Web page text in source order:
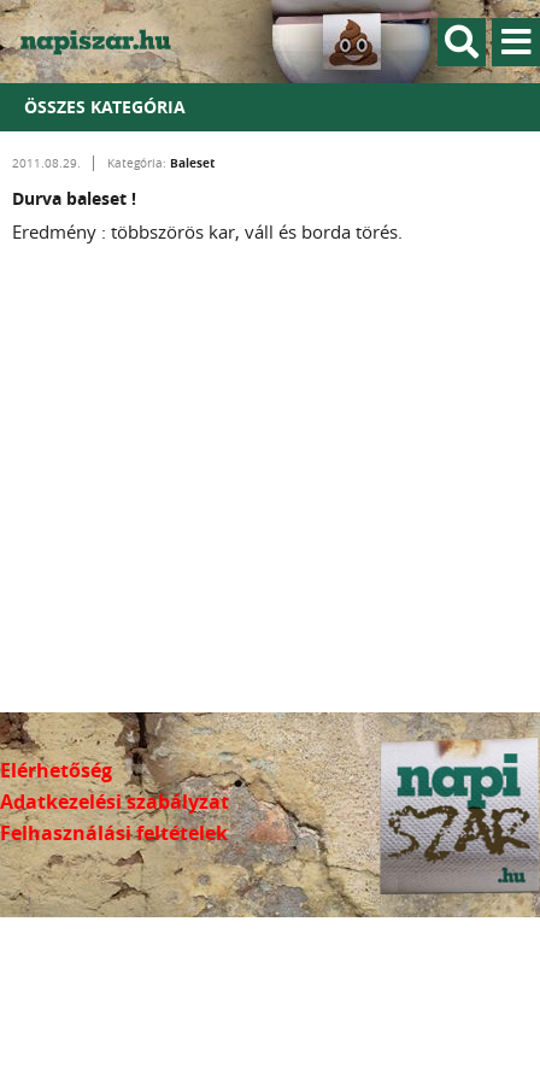
ÖSSZES KATEGÓRIA
2011.08.29. Kategória: Baleset
Durva baleset !
Eredmény : többszörös kar, váll és borda törés.
Elérhetőség
Adatkezelési szabályzat
Felhasználási feltételek